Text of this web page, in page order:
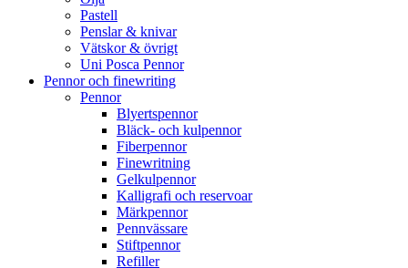
Pastell
Penslar & knivar
Vätskor & övrigt
Uni Posca Pennor
Pennor och finewriting
Pennor
Blyertspennor
Bläck- och kulpennor
Fiberpennor
Finewritning
Gelkulpennor
Kalligrafi och reservoar
Märkpennor
Pennvässare
Stiftpennor
Refiller